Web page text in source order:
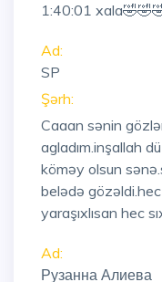
1:40:01
Ad:
SP
Şərh:
Caaan sənin
agladım.inşallah
köməy olsun
belədə
yaraşıxlısan hec
Ad:
Рузанна Алиева